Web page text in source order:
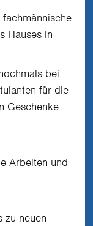
Hauses in
bei
für die
Geschenke
Arbeiten und
zu neuen